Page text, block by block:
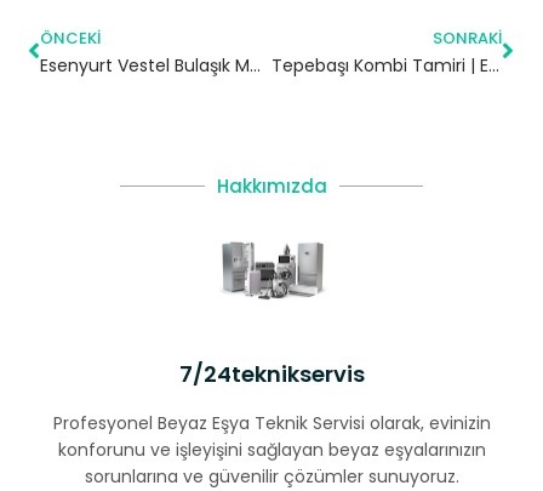
ÖNCEKI
Esenyurt Vestel Bulaşık Makinesi Servisi
SONRAKI
Tepebaşı Kombi Tamiri | Eskişehir
Hakkımızda
7/24teknikservis
Profesyonel Beyaz Eşya Teknik Servisi olarak, evinizin
konforunu ve işleyişini sağlayan beyaz eşyalarınızın
sorunlarına ve güvenilir çözümler sunuyoruz.